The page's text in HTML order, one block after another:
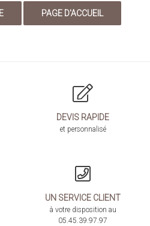
DEVIS RAPIDE
et personnalisé
UN SERVICE CLIENT
à votre disposition au
05.45.39.97.97